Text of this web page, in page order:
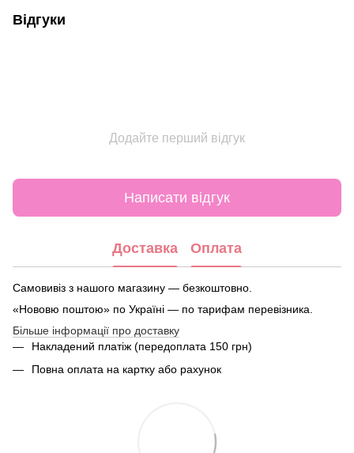
Відгуки
Додайте перший відгук
Написати відгук
Доставка Оплата
Самовивіз з нашого магазину — безкоштовно.
«Нововю поштою» по Україні — по тарифам перевізника.
Більше інформації про доставку
Накладений платіж (передоплата 150 грн)
Повна оплата на картку або рахунок